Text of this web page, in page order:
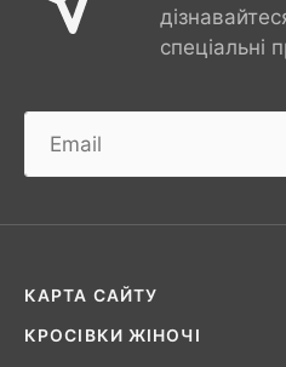
спеціальні
КАРТА САЙТУ
КРОСІВКИ ЖІНОЧІ